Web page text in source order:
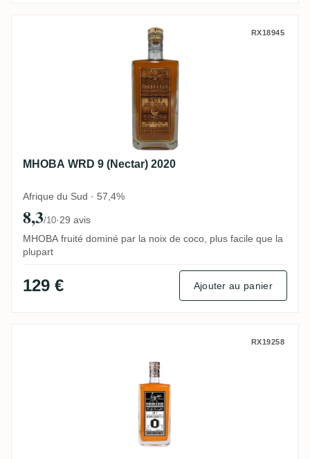
MHOBA WRD 9 (Nectar) 2020 RX18945
MHOBA WRD 9 (Nectar) 2020
Afrique du Sud · 57,4%
8,3/10·29 avis
MHOBA fruité dominé par la noix de coco, plus facile que la
plupart
129 € Ajouter au panier
MHOBA Mhoba Rum JB 1 (Warehouse #1)
RX19258